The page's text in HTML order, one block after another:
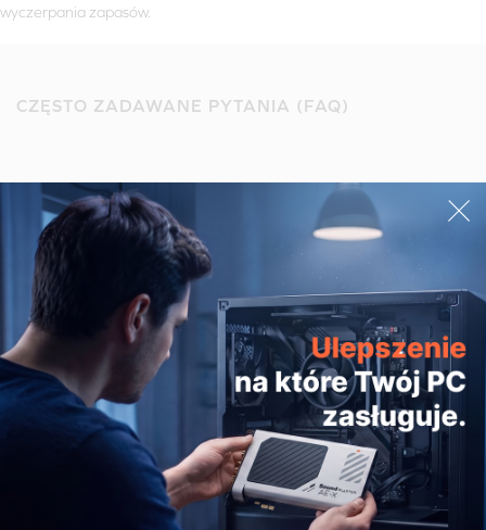
wyczerpania zapasów.
CZĘSTO ZADAWANE PYTANIA (FAQ)
Zadaj pytanie
Adres e-mail